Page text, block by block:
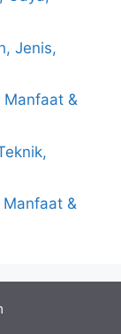
Jenis,
Manfaat &
&